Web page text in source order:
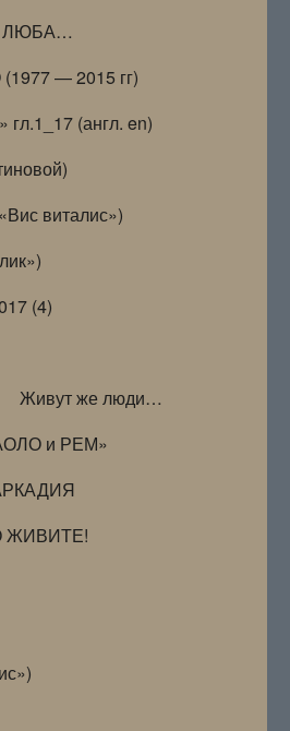
ЛЮБА…
— 2015 гг)
(англ. en)
виталис»)
(4)
Живут же люди…
и РЕМ»
ЖИВИТЕ!